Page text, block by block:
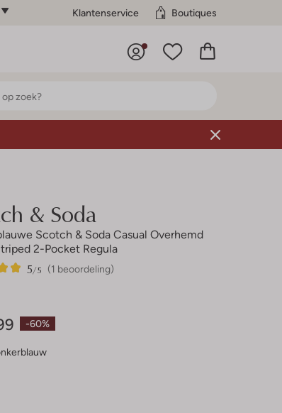
Klantenservice Boutiques
& Soda
Scotch & Soda Casual Overhemd
2-Pocket Regula
(1 beoordeling)
5/5
-60%